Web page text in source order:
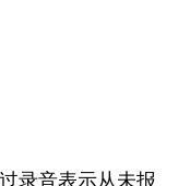
录音表示从未报